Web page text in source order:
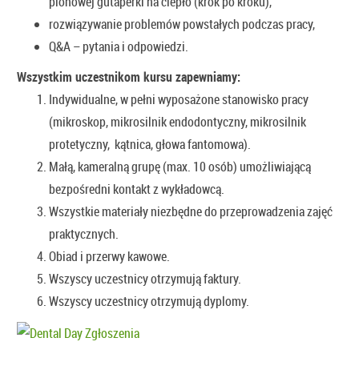
rozwiązywanie problemów powstałych podczas pracy,
Q&A – pytania i odpowiedzi.
Wszystkim uczestnikom kursu zapewniamy:
Indywidualne, w pełni wyposażone stanowisko pracy
(mikroskop, mikrosilnik endodontyczny, mikrosilnik
protetyczny, kątnica, głowa fantomowa).
Małą, kameralną grupę (max. 10 osób) umożliwiającą
bezpośredni kontakt z wykładowcą.
Wszystkie materiały niezbędne do przeprowadzenia zajęć
praktycznych.
Obiad i przerwy kawowe.
Wszyscy uczestnicy otrzymują faktury.
Wszyscy uczestnicy otrzymują dyplomy.